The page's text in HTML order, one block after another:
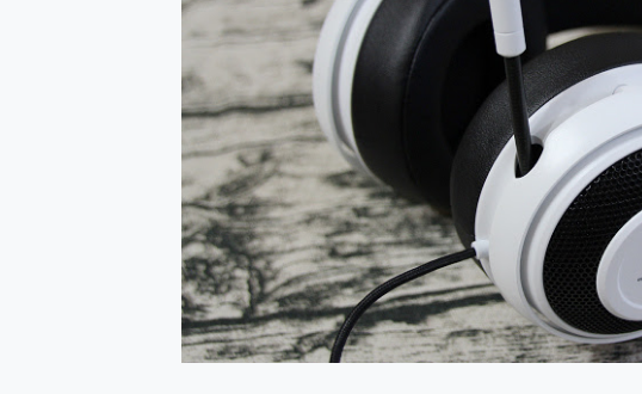
美到讓人超想擁有 moto pad 60 系列
好用的 EaseUS Partition Master 讓您
一鍵修復模糊影片、舊照的 AI 好幫手!
小朋友才做選擇 投影機 RGB藍牙音響
式生活新體驗
外型超吸晴~ 給您絕佳操控體驗
開箱~變身「蜘蛛人」椅子軍師！MSI
iPhone 17 系列 有認證的防護來囉！
DJI Osmo Pocket 3 爽爽帶回家 歡慶
小巧好吸不擋鏡頭 有Qi2認證的
會走動的冷暖氣 SONY REON
寶可夢飛人外掛iToolab AnyGo全新升
百倍變焦實測~ vivo X200 Pro 與 S25
超好用的 PLAUD NotePin AI 智慧錄
COMPUTEX 2025 來囉！AGI亞奇雷